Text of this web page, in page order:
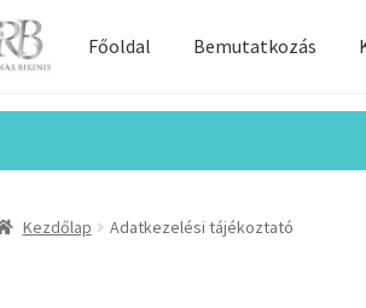
Főoldal Bemutatkozás
Kezdőlap Adatkezelési tájékoztató